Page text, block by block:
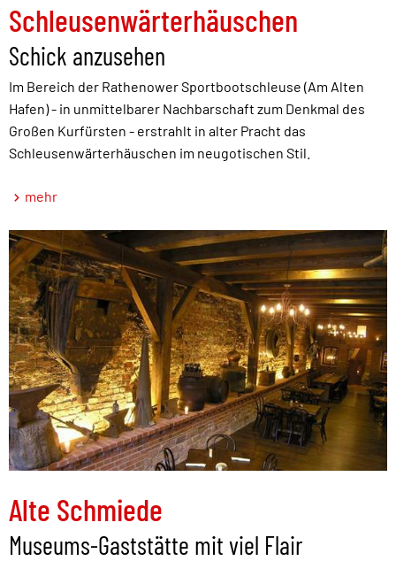
Schleusenwärterhäuschen
Schick anzusehen
Im Bereich der Rathenower Sportbootschleuse (Am Alten
Hafen) - in unmittelbarer Nachbarschaft zum Denkmal des
Großen Kurfürsten - erstrahlt in alter Pracht das
Schleusenwärterhäuschen im neugotischen Stil.
mehr
Alte Schmiede
Museums-Gaststätte mit viel Flair